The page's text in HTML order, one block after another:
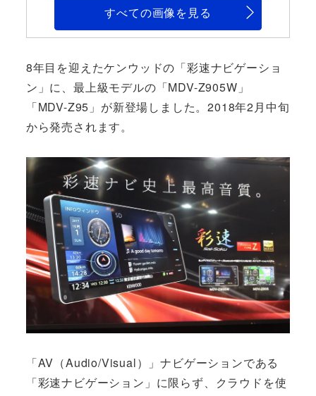
すべての画像を見る
8年目を迎えたケンウッドの「彩速ナビゲーショ
ン」に、最上級モデルの「MDV-Z905W」
「MDV-Z95」が新登場しました。2018年2月中旬
から発売されます。
「AV（Audio/Visual）」ナビゲーションである
「彩速ナビゲーション」に限らず、クラウドを使